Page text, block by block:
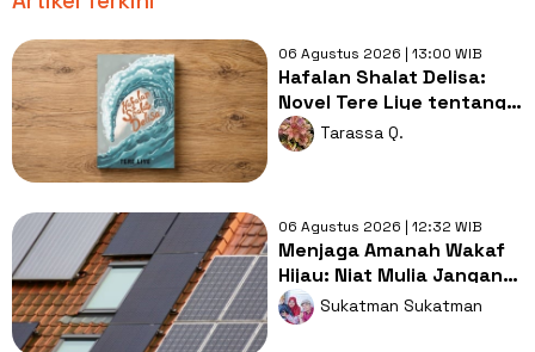
06 Agustus 2026 | 13:00 WIB
Hafalan Shalat Delisa:
Novel Tere Liye tentang
Tsunami Aceh dan
Keikhlasan
Tarassa Q.
06 Agustus 2026 | 12:32 WIB
Menjaga Amanah Wakaf
Hijau: Niat Mulia Jangan
Mangkrak di Atap Masjid
Sukatman Sukatman